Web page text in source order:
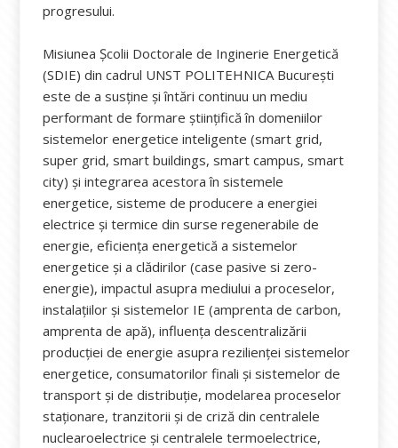
progresului.
Misiunea Școlii Doctorale de Inginerie Energetică
(SDIE) din cadrul UNST POLITEHNICA București
este de a susține și întări continuu un mediu
performant de formare științifică în domeniilor
sistemelor energetice inteligente (smart grid,
super grid, smart buildings, smart campus, smart
city) și integrarea acestora în sistemele
energetice, sisteme de producere a energiei
electrice și termice din surse regenerabile de
energie, eficiența energetică a sistemelor
energetice și a clădirilor (case pasive si zero-
energie), impactul asupra mediului a proceselor,
instalațiilor și sistemelor IE (amprenta de carbon,
amprenta de apă), influența descentralizării
producției de energie asupra rezilienței sistemelor
energetice, consumatorilor finali și sistemelor de
transport și de distribuție, modelarea proceselor
staționare, tranzitorii și de criză din centralele
nuclearoelectrice și centralele termoelectrice,